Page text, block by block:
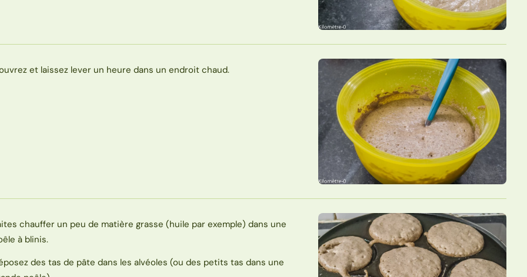
et laissez lever un heure dans un endroit chaud.
chauffer un peu de matière grasse (huile par exemple) dans une
à blinis.
des tas de pâte dans les alvéoles (ou des petits tas dans une